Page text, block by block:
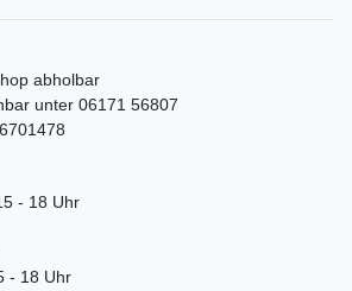
abholbar
unter 06171 56807
- 18 Uhr
- 18 Uhr